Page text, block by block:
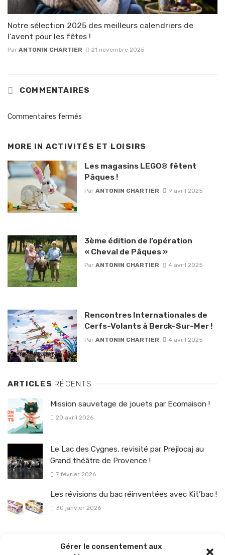
Gérer le consentement aux
Notre sélection 2025 des meilleurs calendriers de
l’avent pour les fêtes !
Par ANTONIN CHARTIER 21 novembre 2025
COMMENTAIRES
Commentaires fermés
MORE IN ACTIVITÉS ET LOISIRS
Les magasins LEGO® fêtent
Pâques !
Par ANTONIN CHARTIER 9 avril 2025
3ème édition de l’opération
« Cheval de Pâques »
Par ANTONIN CHARTIER 4 avril 2025
Rencontres Internationales de
Cerfs-Volants à Berck-Sur-Mer !
Par ANTONIN CHARTIER 4 avril 2025
ARTICLES RÉCENTS
Mission sauvetage de jouets par Ecomaison !
20 avril 2026
Le Lac des Cygnes, revisité par Prejlocaj au
Grand théâtre de Provence !
7 février 2026
Les révisions du bac réinventées avec Kit’bac !
30 janvier 2026